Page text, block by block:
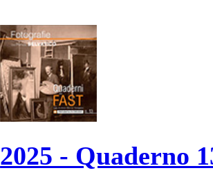
2025 - Quaderno